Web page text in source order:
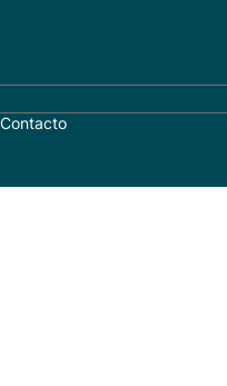
Contacto